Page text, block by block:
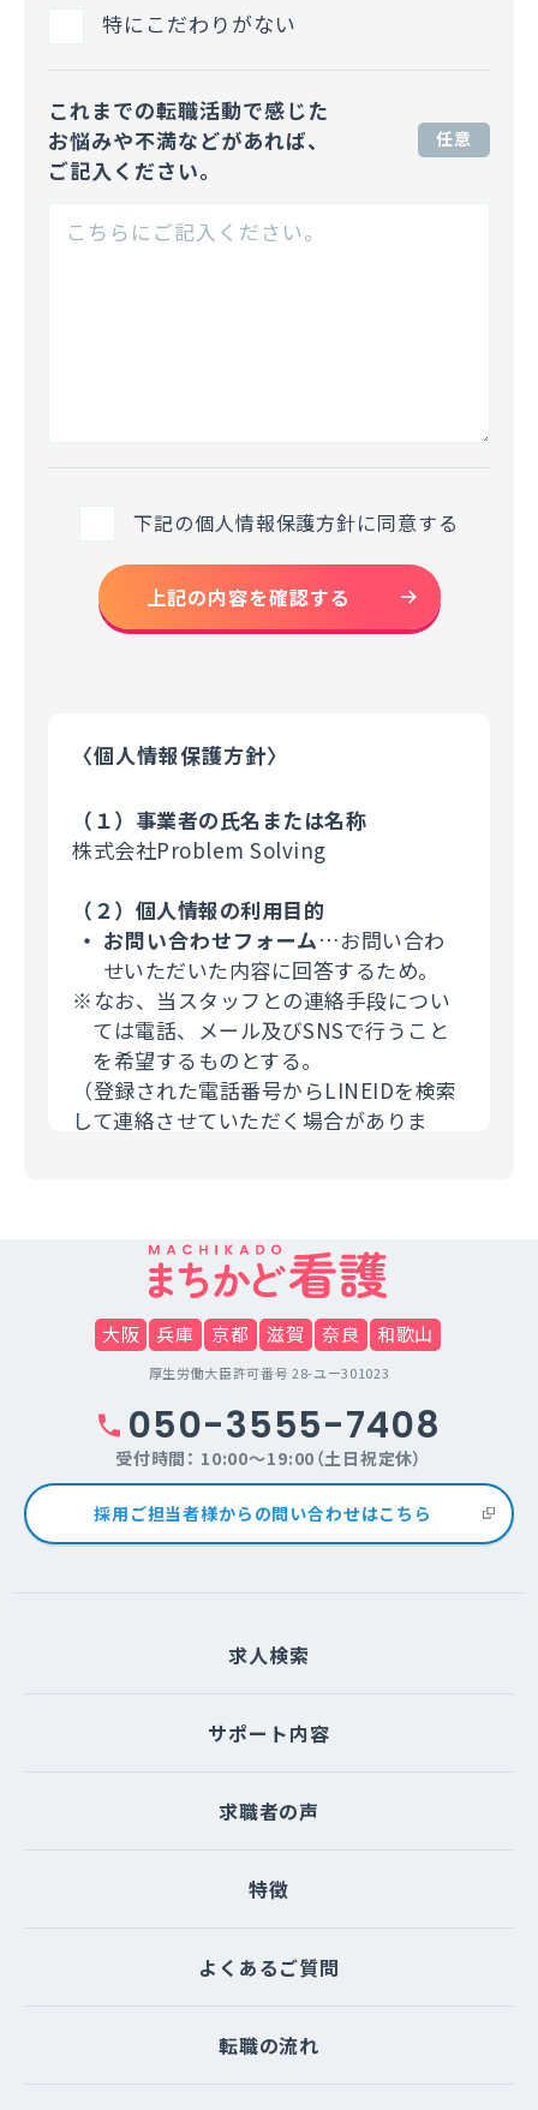
特にこだわりがない
これまでの転職活動で感じた
お悩みや不満などがあれば、
ご記入ください。
任意
下記の個人情報保護方針に同意する
上記の内容を確認する
〈個人情報保護方針〉
（１）事業者の氏名または名称
株式会社Problem Solving
（２）個人情報の利用目的
お問い合わせフォーム…お問い合わ
せいただいた内容に回答するため。
※なお、当スタッフとの連絡手段につい
ては電話、メール及びSNSで行うこと
を希望するものとする。
（登録された電話番号からLINEIDを検索
して連絡させていただく場合がありま
利用者の個人情報について、利用者本人
の同意を得ずに当サービス利用企業など
の第三者に開示することは、原則いたし
ません。提供先・提供情報内容を特定し
たうえで、利用者の同意を得た場合に限
用者の個人情報を提供することがありま
（４）個人情報の取扱いの委託について
当サイトは利用目的の達成に必要な範囲
たは一部を委託する場合があります。な
は適切な委託先を選定し、個人情報が安
全に管理されるよう適切に監督いたしま
（５）個人情報を与えなかった場合に生
個人情報を与えることは任意です。個人
けない場合は、お問い合わせ内容に回答
できない可能性があります。
ご本人からの求めにより、当サイトが保
有する開示対象個人情報に関する開示、
大阪 兵庫 京都 滋賀 奈良 和歌山
厚生労働大臣許可番号 28-ユー301023
050-3555-7408
受付時間： 10:00～19:00（土日祝定休）
採用ご担当者様からの問い合わせはこちら
求人検索
サポート内容
求職者の声
特徴
よくあるご質問
転職の流れ